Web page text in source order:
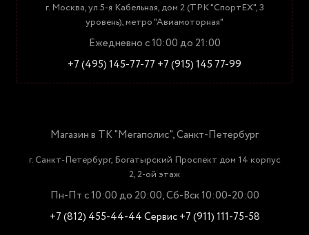
г. Москва, ул.5-я Кабельная, дом 2 (ТРК "СпортЕХ", 3
уровень), метро "Авиамоторная"
Ежедневно с 10:00 до 21:00
+7 (495) 145-77-77 +7 (915) 145 77-99
Магазин в ТК "Мегаполис", Санкт-Петербург
г. Санкт-Петербург, Богатырский Проспект дом 14 корпус
2, 2-ой этаж
Пн-Пт с 10:00 до 20:00, Сб-Вск 10:00-20:00
+7 (812) 455-44-44Сервис +7 (911) 111-75-58